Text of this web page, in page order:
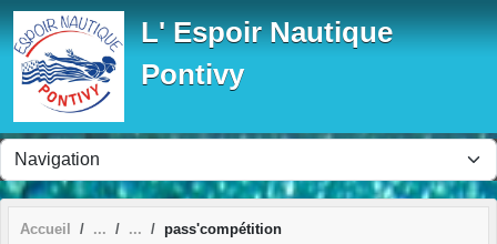
L' Espoir Nautique
Pontivy
Accueil pass'compétition
Panneau de gestion des cookies